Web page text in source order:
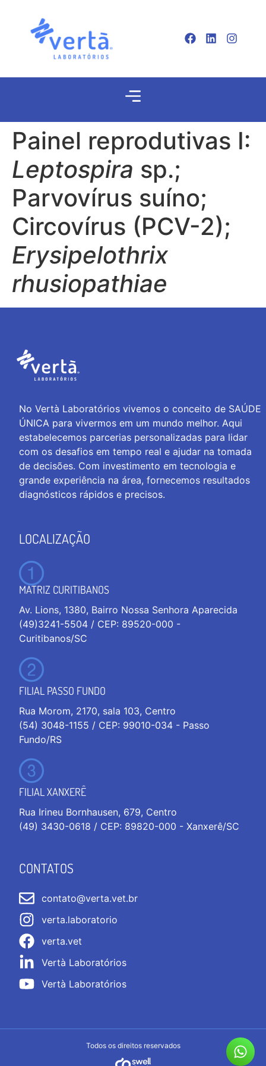
Painel reprodutivas I:
Leptospira sp.;
Parvovírus suíno;
Circovírus (PCV-2);
Erysipelothrix
rhusiopathiae
No Vertà Laboratórios vivemos o conceito de SAÚDE
ÚNICA para vivermos em um mundo melhor. Aqui
estabelecemos parcerias personalizadas para lidar
com os desafios em tempo real e ajudar na tomada
de decisões. Com investimento em tecnologia e
grande experiência na área, fornecemos resultados
diagnósticos rápidos e precisos.
LOCALIZAÇÃO
MATRIZ CURITIBANOS
Av. Lions, 1380, Bairro Nossa Senhora Aparecida
(49)3241-5504 / CEP: 89520-000 -
Curitibanos/SC
FILIAL PASSO FUNDO
Rua Morom, 2170, sala 103, Centro
(54) 3048-1155 / CEP: 99010-034 - Passo
Fundo/RS
FILIAL XANXERÊ
Rua Irineu Bornhausen, 679, Centro
(49) 3430-0618 / CEP: 89820-000 - Xanxerê/SC
CONTATOS
contato@verta.vet.br
verta.laboratorio
verta.vet
Vertà Laboratórios
Vertà Laboratórios
Todos os direitos reservados